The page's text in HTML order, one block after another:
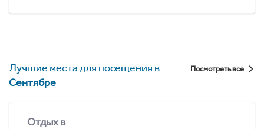
Лучшие места для посещения в
Сентябре
Посмотреть все
Отдых в